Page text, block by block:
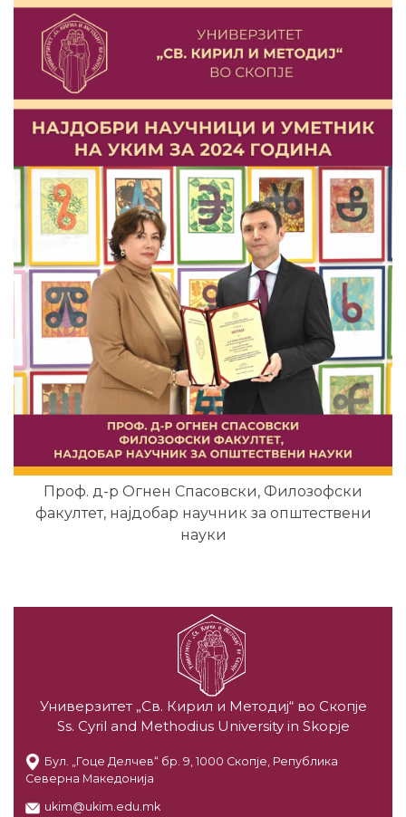
Проф. д-р Огнен Спасовски, Филозофски
факултет, најдобар научник за општествени
науки
Универзитет „Св. Кирил и Методиј“ во Скопје
Ss. Cyril and Methodius University in Skopje
Бул. „Гоце Делчев“ бр. 9, 1000 Скопје, Република
Северна Македонија
ukim@ukim.edu.mk